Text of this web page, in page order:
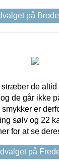
på
de altid
de går ikke
er
sølv og 22
for at se
på